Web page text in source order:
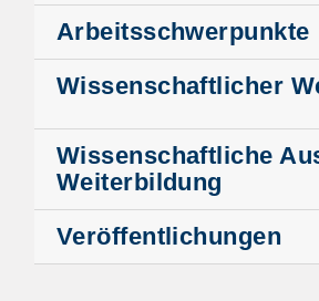
Arbeitsschwerpunkte
Wissenschaftlicher
Wissenschaftliche
Weiterbildung
Veröffentlichungen